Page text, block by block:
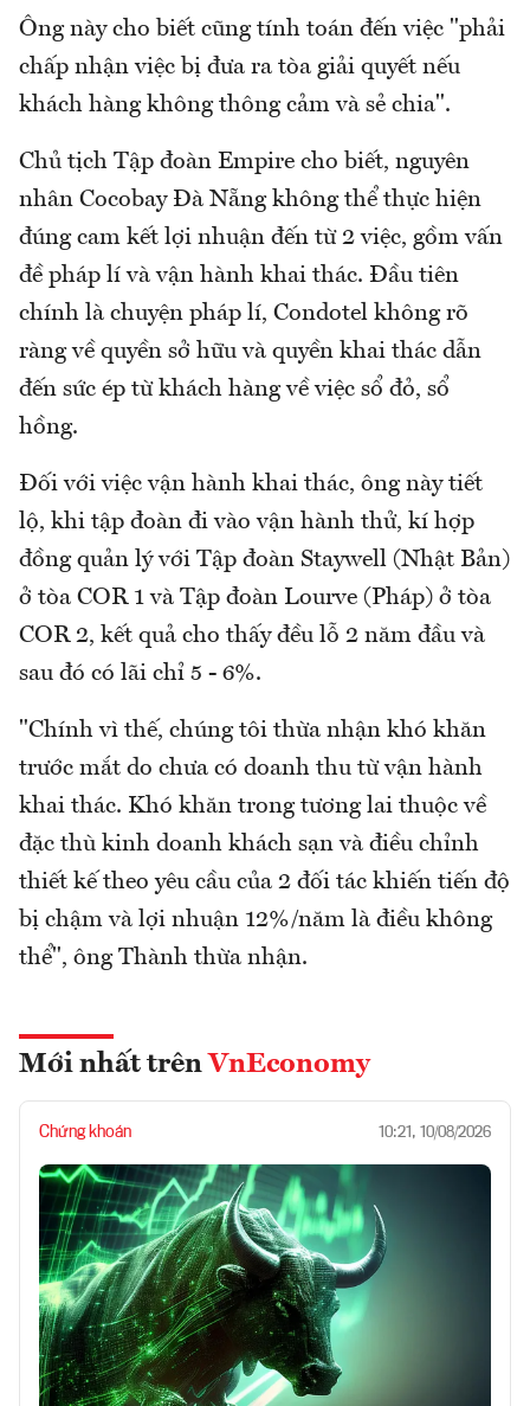
Ông này cho biết cũng tính toán đến việc "phải
chấp nhận việc bị đưa ra tòa giải quyết nếu
khách hàng không thông cảm và sẻ chia".
Chủ tịch Tập đoàn Empire cho biết, nguyên
nhân Cocobay Đà Nẵng không thể thực hiện
đúng cam kết lợi nhuận đến từ 2 việc, gồm vấn
đề pháp lí và vận hành khai thác. Đầu tiên
chính là chuyện pháp lí, Condotel không rõ
ràng về quyền sở hữu và quyền khai thác dẫn
đến sức ép từ khách hàng về việc sổ đỏ, sổ
hồng.
Đối với việc vận hành khai thác, ông này tiết
lộ, khi tập đoàn đi vào vận hành thử, kí hợp
đồng quản lý với Tập đoàn Staywell (Nhật Bản)
ở tòa COR 1 và Tập đoàn Lourve (Pháp) ở tòa
COR 2, kết quả cho thấy đều lỗ 2 năm đầu và
sau đó có lãi chỉ 5 - 6%.
"Chính vì thế, chúng tôi thừa nhận khó khăn
trước mắt do chưa có doanh thu từ vận hành
khai thác. Khó khăn trong tương lai thuộc về
đặc thù kinh doanh khách sạn và điều chỉnh
thiết kế theo yêu cầu của 2 đối tác khiến tiến độ
bị chậm và lợi nhuận 12%/năm là điều không
thể", ông Thành thừa nhận.
Mới nhất trên VnEconomy
Chứng khoán 10:21, 10/08/2026